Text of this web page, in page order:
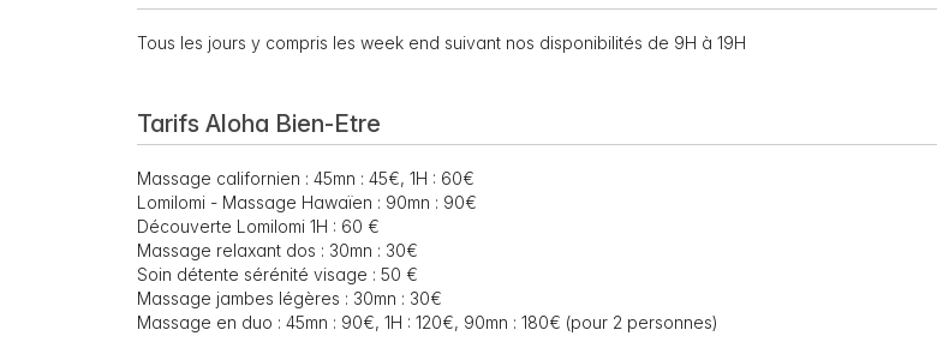
Tous les jours y compris les week end suivant nos disponibilités de 9H à 19H
Tarifs Aloha Bien-Etre
Massage californien : 45mn : 45€, 1H : 60€
Lomilomi - Massage Hawaïen : 90mn : 90€
Découverte Lomilomi 1H : 60 €
Massage relaxant dos : 30mn : 30€
Soin détente sérénité visage : 50 €
Massage jambes légères : 30mn : 30€
Massage en duo : 45mn : 90€, 1H : 120€, 90mn : 180€ (pour 2 personnes)